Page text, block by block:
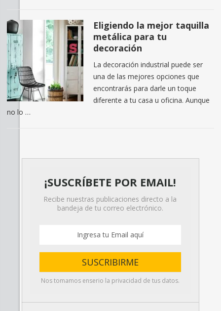
Eligiendo la mejor taquilla
metálica para tu
decoración
La decoración industrial puede ser
una de las mejores opciones que
encontrarás para darle un toque
diferente a tu casa u oficina. Aunque
no lo …
¡SUSCRÍBETE POR EMAIL!
Recibe nuestras publicaciones directo a la
bandeja de tu correo electrónico.
Nos tomamos enserio la privacidad de tus datos.